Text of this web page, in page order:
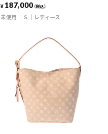
¥ 187,000（税込）
未使用 S レディース